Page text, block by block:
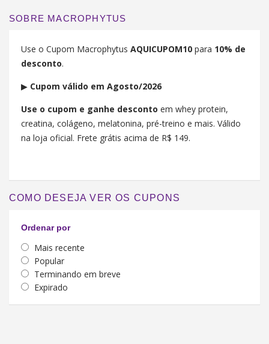
SOBRE MACROPHYTUS
Use o Cupom Macrophytus AQUICUPOM10 para 10% de
desconto.
▶︎ Cupom válido em Agosto/2026
Use o cupom e ganhe desconto em whey protein,
creatina, colágeno, melatonina, pré-treino e mais. Válido
na loja oficial. Frete grátis acima de R$ 149.
COMO DESEJA VER OS CUPONS
Ordenar por
Mais recente
Popular
Terminando em breve
Expirado